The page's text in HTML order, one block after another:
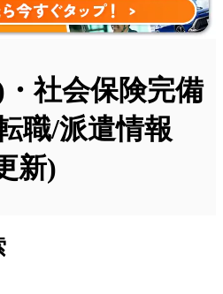
社会保険完備
職/派遣情報
新)